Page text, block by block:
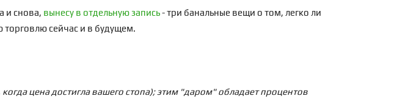
и снова, вынесу в отдельную запись- три банальные вещи о том, легко ли
торговлю сейчас и в будущем.
цена достигла вашего стопа); этим "даром" обладает процентов